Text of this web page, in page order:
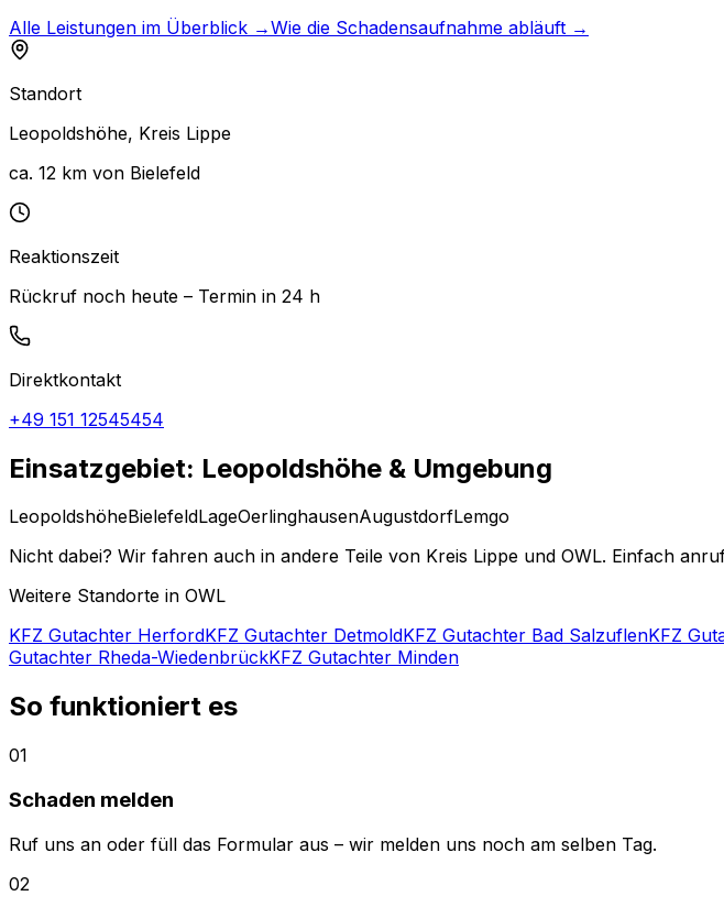
Alle Leistungen im Überblick →Wie die Schadensaufnahme abläuft →
Standort
Leopoldshöhe, Kreis Lippe
ca. 12 km von Bielefeld
Reaktionszeit
Rückruf noch heute – Termin in 24 h
Direktkontakt
+49 151 12545454
Einsatzgebiet: Leopoldshöhe & Umgebung
LeopoldshöheBielefeldLageOerlinghausenAugustdorfLemgo
Nicht dabei? Wir fahren auch in andere Teile von Kreis Lippe und OWL. Einfach
Weitere Standorte in OWL
KFZ Gutachter HerfordKFZ Gutachter DetmoldKFZ Gutachter Bad SalzuflenKFZ
Gutachter Rheda-WiedenbrückKFZ Gutachter Minden
So funktioniert es
01
Schaden melden
Ruf uns an oder füll das Formular aus – wir melden uns noch am selben Tag.
02